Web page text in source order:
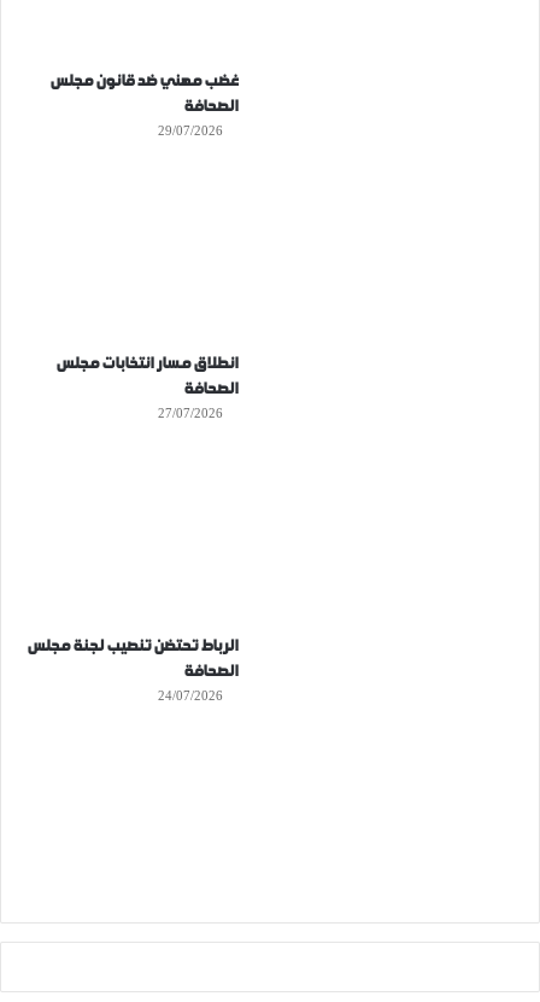
غضب مهني ضد قانون مجلس
الصحافة
29/07/2026
انطلاق مسار انتخابات مجلس
الصحافة
27/07/2026
الرباط تحتضن تنصيب لجنة مجلس
الصحافة
24/07/2026